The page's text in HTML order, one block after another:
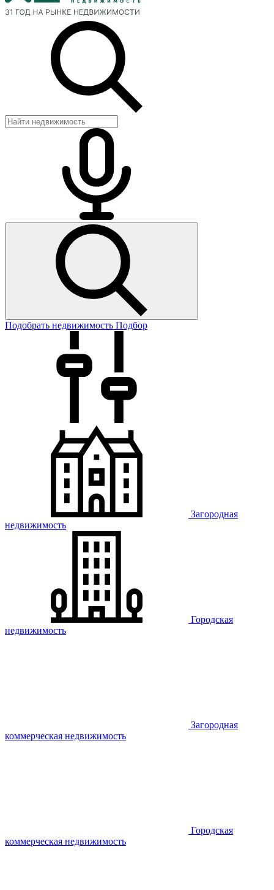
Подобрать недвижимость Подбор
Загородная
недвижимость
Городская
недвижимость
Загородная
коммерческая недвижимость
Городская
коммерческая недвижимость